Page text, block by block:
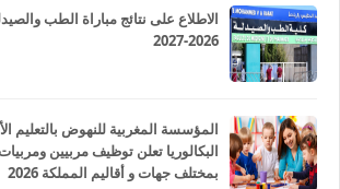
الاطلاع على نتائج مباراة الطب
2026-2027
البكالوريا تعلن توظيف مربيين ومربيات
بمختلف جهات و أقاليم المملكة 2026